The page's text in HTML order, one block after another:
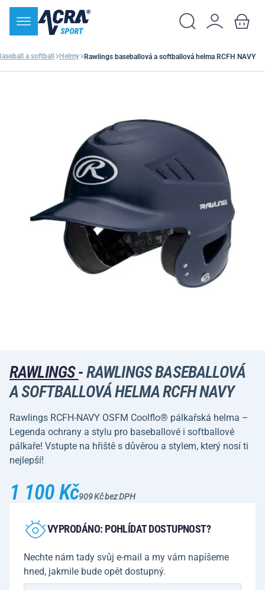
a softball Helmy Rawlings baseballová a softballová helma RCFH NAVY
RAWLINGS-RAWLINGS BASEBALLOVÁ
A SOFTBALLOVÁ HELMA RCFH NAVY
Rawlings RCFH-NAVY OSFM Coolflo® pálkařská helma –
Legenda ochrany a stylu pro baseballové i softballové
pálkaře! Vstupte na hřiště s důvěrou a stylem, který nosí ti
nejlepší!
1 100 Kč909 Kč bez DPH
VYPRODÁNO: POHLÍDAT DOSTUPNOST?
Nechte nám tady svůj e-mail a my vám napíšeme
hned, jakmile bude opět dostupný.